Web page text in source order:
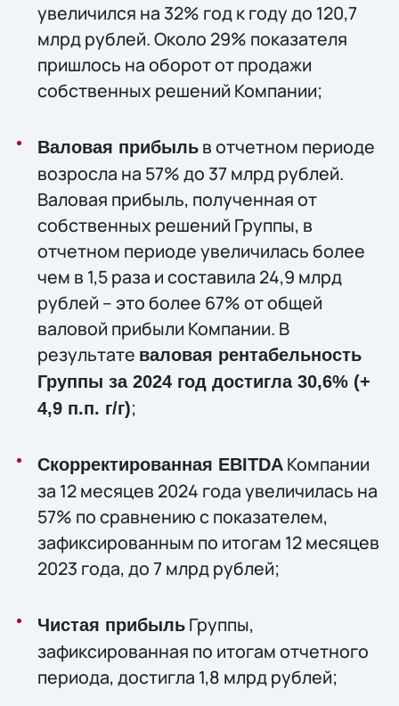
увеличился на 32% год к году до 120,7
млрд рублей. Около 29% показателя
пришлось на оборот от продажи
собственных решений Компании;
Валовая прибыльв отчетном периоде
возросла на 57% до 37 млрд рублей.
Валовая прибыль, полученная от
собственных решений Группы, в
отчетном периоде увеличилась более
чем в 1,5 раза и составила 24,9 млрд
рублей – это более 67% от общей
валовой прибыли Компании. В
результате валовая рентабельность
Группы за 2024 год достигла 30,6% (+
4,9 п.п. г/г);
Скорректированная EBITDAКомпании
за 12 месяцев 2024 года увеличилась на
57% по сравнению с показателем,
зафиксированным по итогам 12 месяцев
2023 года, до 7 млрд рублей;
Чистая прибыльГруппы,
зафиксированная по итогам отчетного
периода, достигла 1,8 млрд рублей;